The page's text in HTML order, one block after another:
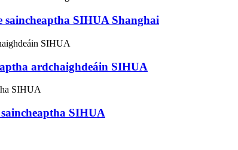
SIHUA Shanghai
ardchaighdeáin SIHUA
SIHUA